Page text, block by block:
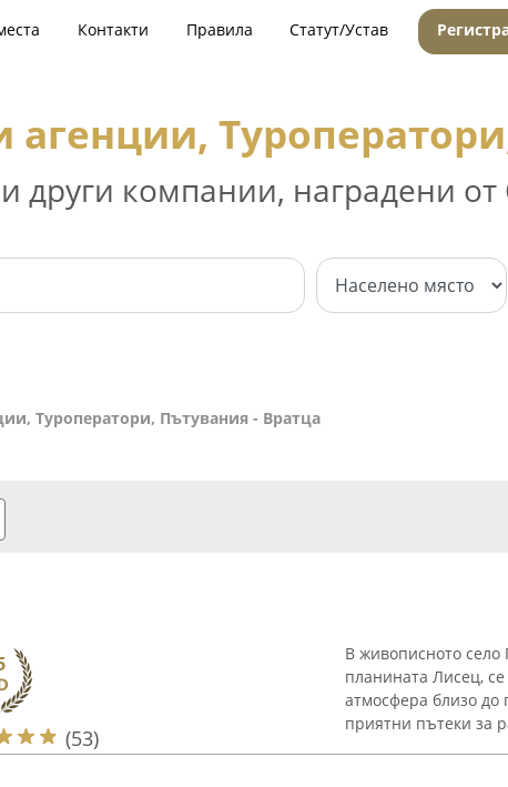
Контакти Правила Статут/Устав
агенции,
и други компании, наградени от
Туроператори, Пътувания - Вратца
(53)
В живописното
планината Лисец,
атмосфера близо до
приятни пътеки за